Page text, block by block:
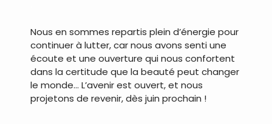
Nous en sommes repartis plein d’énergie pour
continuer à lutter, car nous avons senti une
écoute et une ouverture qui nous confortent
dans la certitude que la beauté peut changer
le monde… L’avenir est ouvert, et nous
projetons de revenir, dès juin prochain !